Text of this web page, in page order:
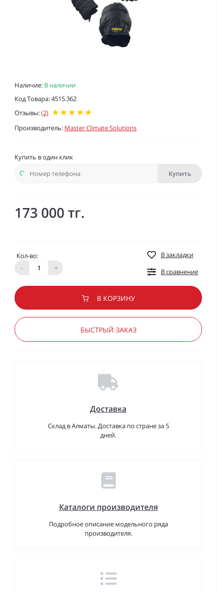
Наличие: В наличии
Код Товара: 4515.362
Отзывы:(2)
Производитель: Master Climate Solutions
Купить в один клик
Купить
173 000 тг.
Кол-во:
-
+
В закладки
В сравнение
В КОРЗИНУ
БЫСТРЫЙ ЗАКАЗ
Доставка
Склад в Алматы. Доставка по стране за 5
дней.
Каталоги производителя
Подробное описание модельного ряда
производителя.